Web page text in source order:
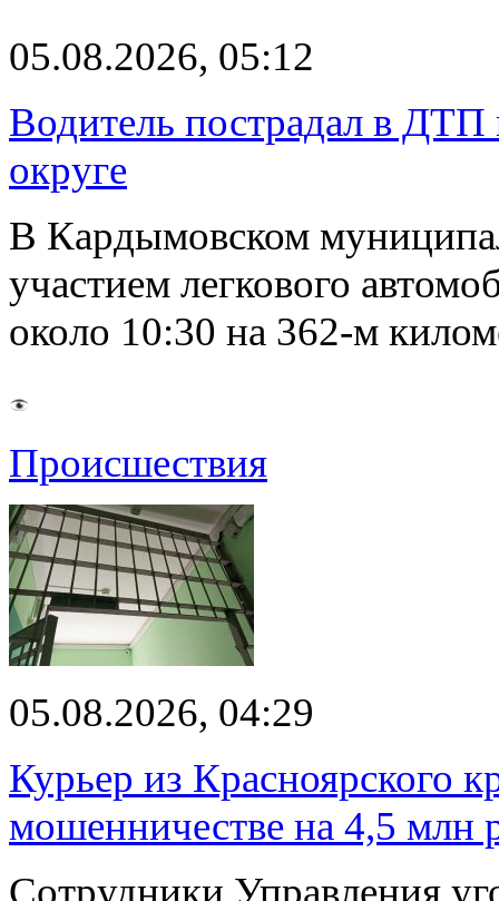
05.08.2026, 05:12
Водитель пострадал в
округе
В Кардымовском
участием легкового
около 10:30 на 362-м
Происшествия
05.08.2026, 04:29
Курьер из Красноярского
мошенничестве на 4,5 млн
Сотрудники Управления